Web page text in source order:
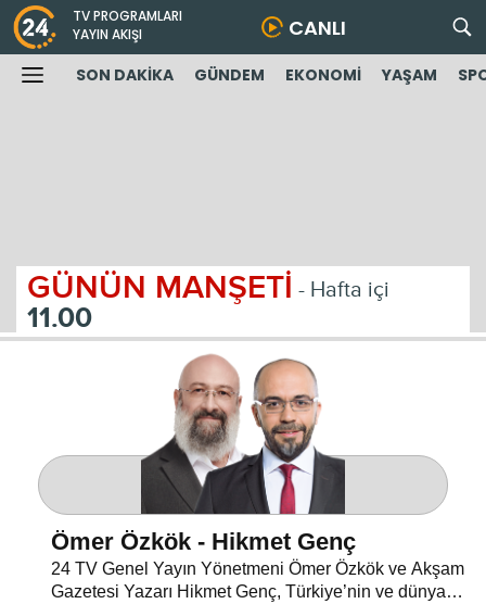
TV PROGRAMLARI
YAYIN AKIŞI
CANLI
SON DAKİKA GÜNDEM EKONOMİ YAŞAM
GÜNÜN MANŞETİ - Hafta içi
11.00
Ömer Özkök - Hikmet Genç
24 TV Genel Yayın Yönetmeni Ömer Özkök ve Akşam
Gazetesi Yazarı Hikmet Genç, Türkiye’nin ve dünyanın